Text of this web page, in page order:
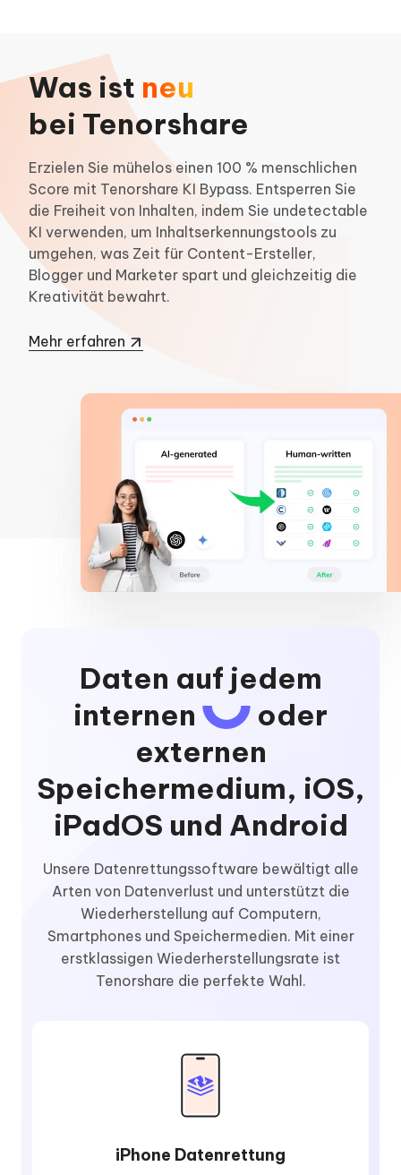
Was ist neu
bei Tenorshare
Erzielen Sie mühelos einen 100 % menschlichen
Score mit Tenorshare KI Bypass. Entsperren Sie
die Freiheit von Inhalten, indem Sie undetectable
KI verwenden, um Inhaltserkennungstools zu
umgehen, was Zeit für Content-Ersteller,
Blogger und Marketer spart und gleichzeitig die
Kreativität bewahrt.
Mehr erfahren
Daten auf jedem
internen
oder
externen
Speichermedium, iOS,
iPadOS und Android
Unsere Datenrettungssoftware bewältigt alle
Arten von Datenverlust und unterstützt die
Wiederherstellung auf Computern,
Smartphones und Speichermedien. Mit einer
erstklassigen Wiederherstellungsrate ist
Tenorshare die perfekte Wahl.
iPhone Datenrettung